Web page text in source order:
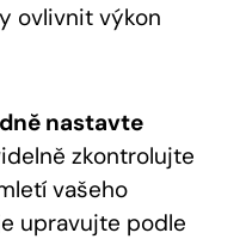
ovlivnit výkon⁢
nastavte
zkontrolujte
vašeho
upravujte podle